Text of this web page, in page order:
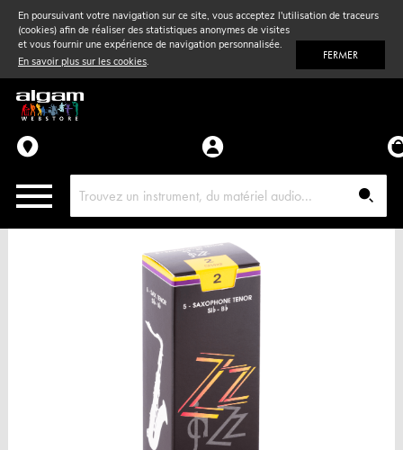
En poursuivant votre navigation sur ce site, vous acceptez l'utilisation de traceurs
(cookies) afin de réaliser des statistiques anonymes de visites
et vous fournir une expérience de navigation personnalisée.
En savoir plus sur les cookies. FERMER
Vent& Violon
Accessoires
Pièces détachées